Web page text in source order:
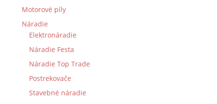
Motorové píly
Náradie
Elektronáradie
Náradie Festa
Náradie Top Trade
Postrekovače
Stavebné náradie